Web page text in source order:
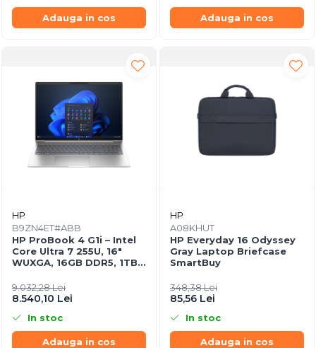
Adauga in cos Adauga in cos
HP
B9ZN4ET#ABB
HP ProBook 4 G1i – Intel
Core Ultra 7 255U, 16"
WUXGA, 16GB DDR5, 1TB
3YW
9.032,28 Lei
8.540,10 Lei
In stoc
Adauga in cos
HP
A08KHUT
HP Everyday 16 Odyssey
Gray Laptop Briefcase
SmartBuy
348,38 Lei
85,56 Lei
In stoc
Adauga in cos